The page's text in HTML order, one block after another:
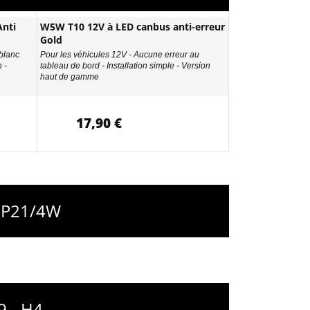
-
W5W T10 12V à LED canbus anti-erreur
Gold
Pour les véhicules 12V - Aucune erreur au
tableau de bord - Installation simple - Version
haut de gamme
17,90 €
4W